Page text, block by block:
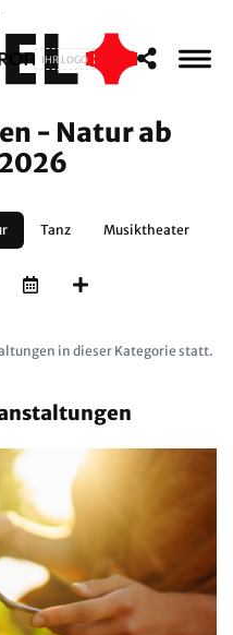
IHR LOGO
- Natur ab
Tanz Musiktheater
in dieser Kategorie statt.